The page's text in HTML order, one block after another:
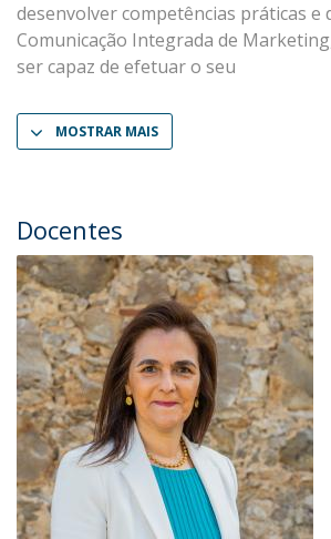
desenvolver competências práticas e
Comunicação Integrada de
ser capaz de efetuar o seu
MOSTRAR MAIS
Docentes